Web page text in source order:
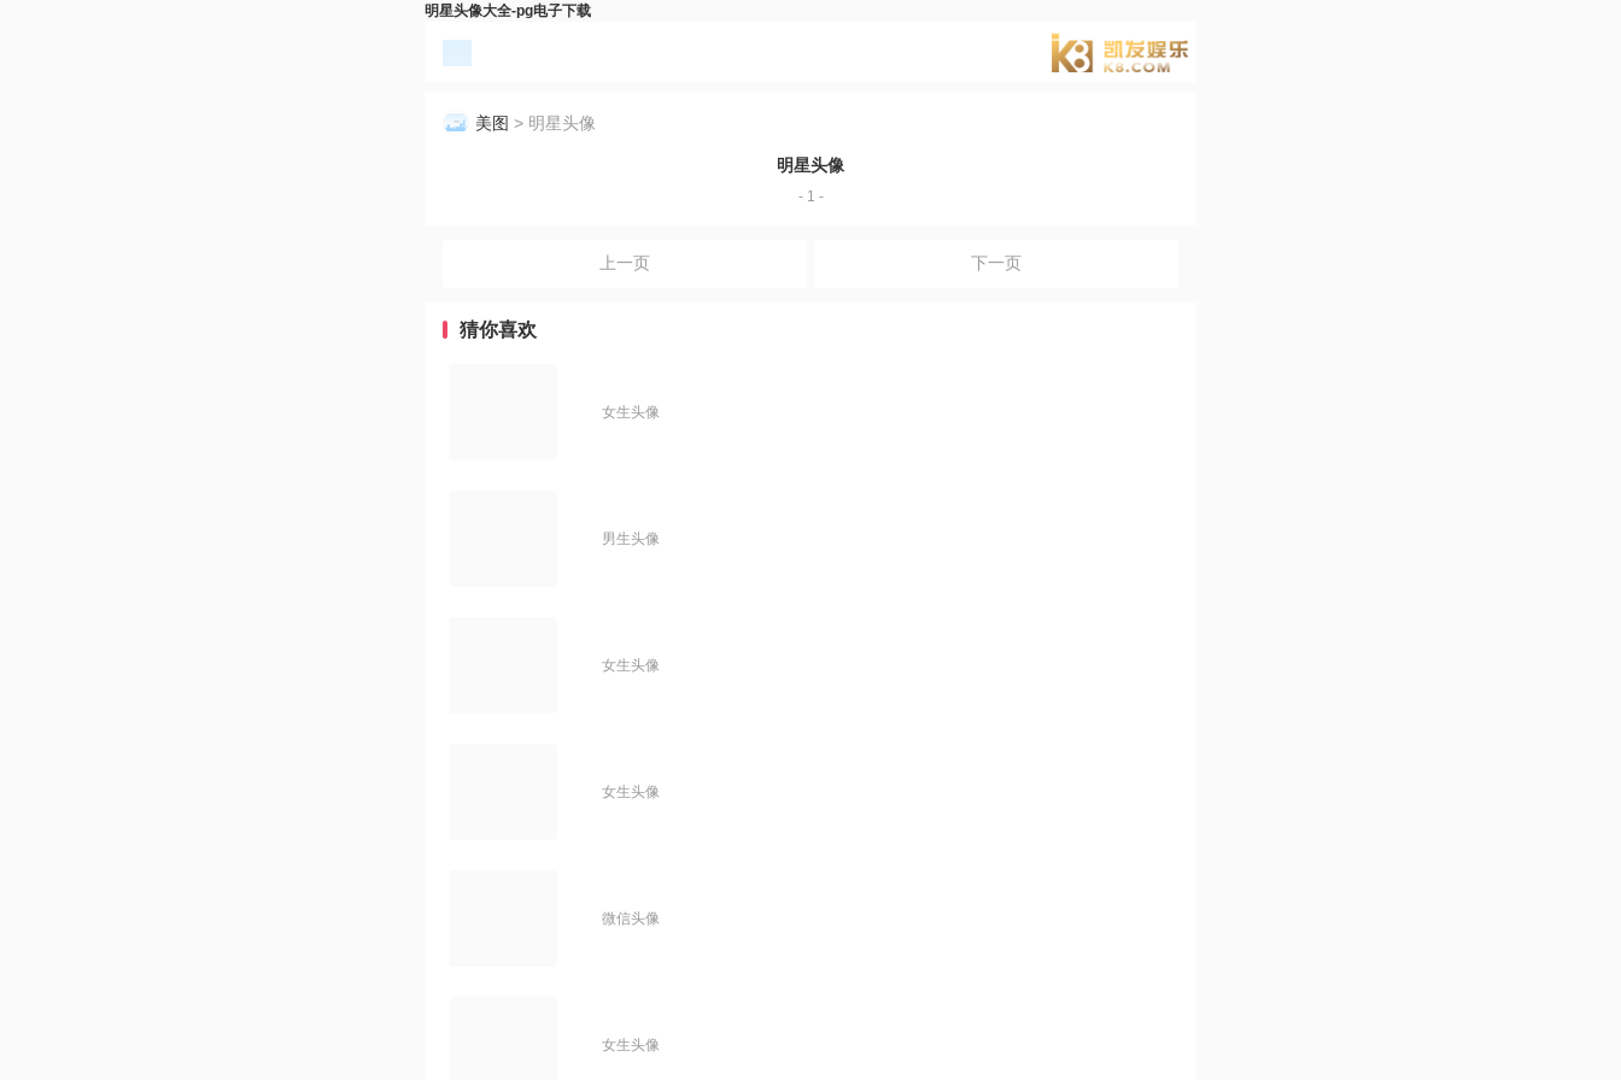
明星头像大全-pg电子下载
pg电子下载-p
美图 > 明星头像
明星头像
- 1 -
上一页 下一页
猜你喜欢
女生头像
男生头像
女生头像
女生头像
微信头像
女生头像